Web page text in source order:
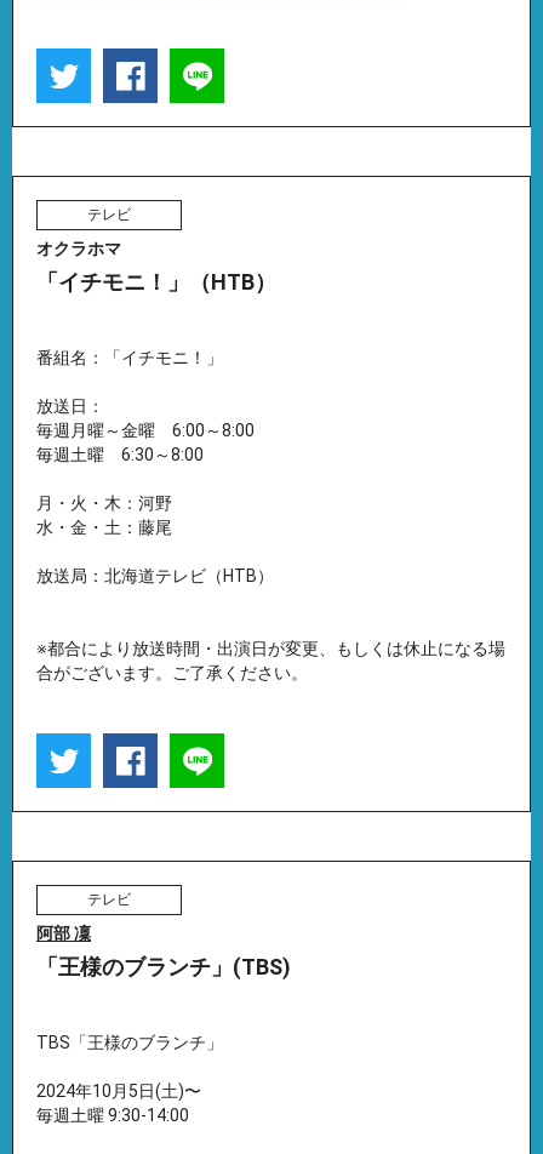
テレビ
オクラホマ
「イチモニ！」（HTB）
番組名：「イチモニ！」
放送日：
毎週月曜～金曜 6:00～8:00
毎週土曜 6:30～8:00
月・火・木：河野
水・金・土：藤尾
放送局：北海道テレビ（HTB）
※都合により放送時間・出演日が変更、もしくは休止になる場
合がございます。ご了承ください。
テレビ
阿部 凜
「王様のブランチ」(TBS)
TBS「王様のブランチ」
2024年10月5日(土)〜
毎週土曜 9:30-14:00